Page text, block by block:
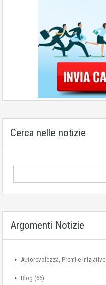
Cerca nelle notizie
Argomenti Notizie
Autorevolezza, Premi e Iniziative
Blog (66)